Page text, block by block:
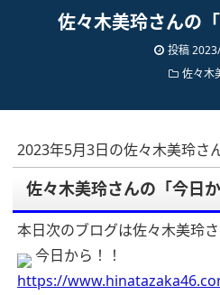
佐々木美玲さんの
投稿
佐々木
2023年5月3日の佐々木美玲さ
佐々木美玲さんの「今日か
本日次のブログは佐々木美玲さ
今日から！！
https://